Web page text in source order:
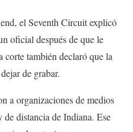
el Seventh Circuit explicó
oficial después de que le
corte también declaró que la
de grabar.
a organizaciones de medios
distancia de Indiana. Ese